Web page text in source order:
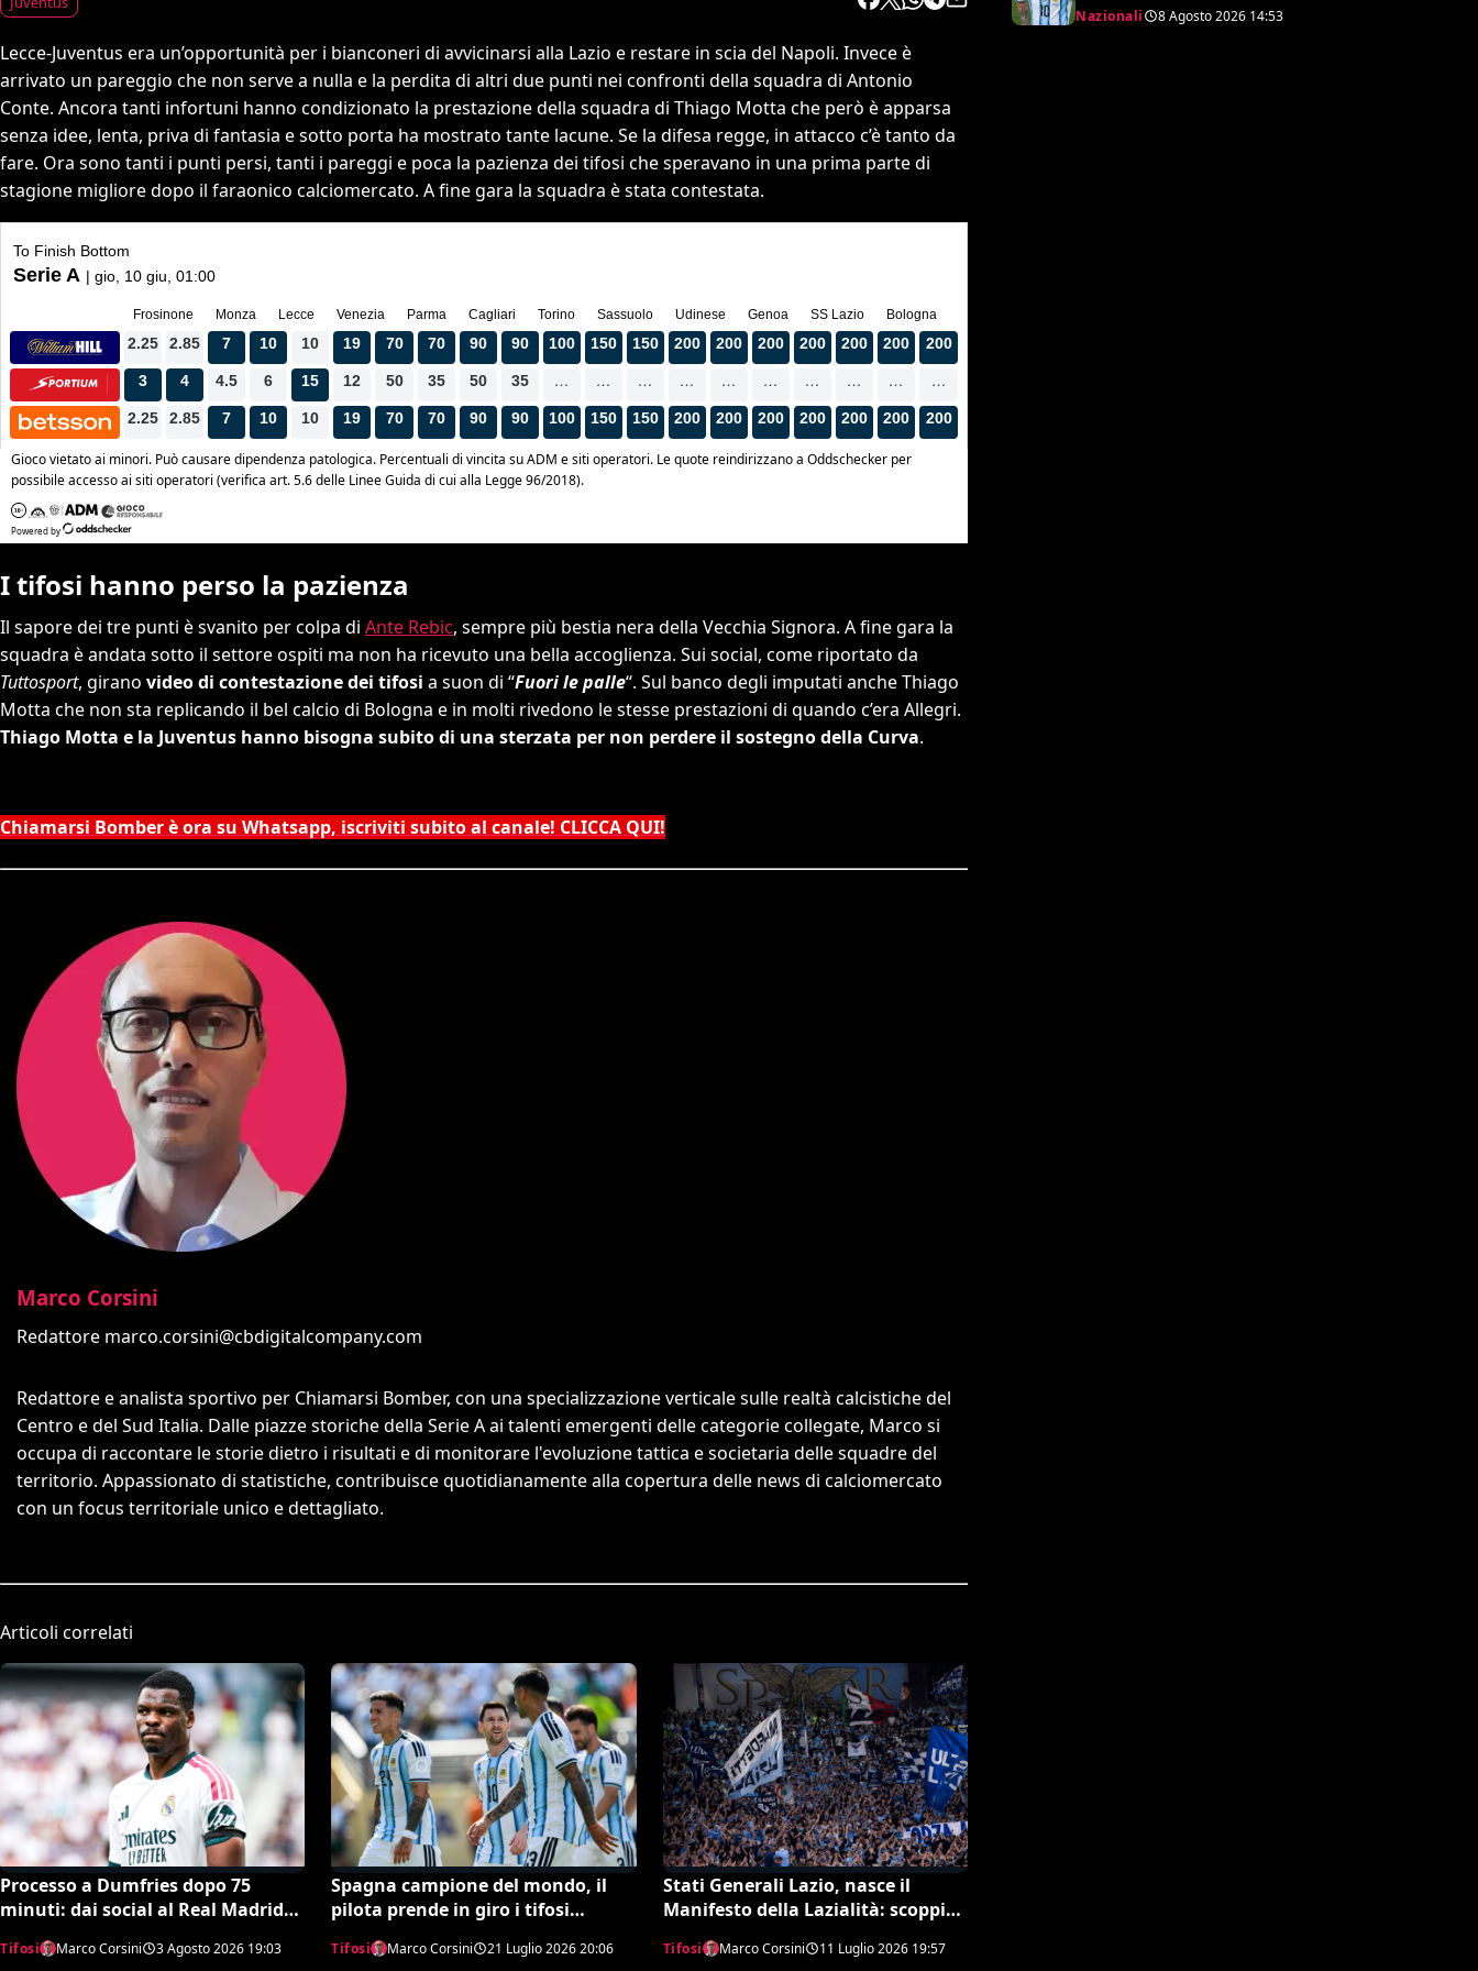
Lecce-Juventus era un’opportunità per i bianconeri di avvicinarsi alla Lazio e restare in scia del Napoli. Invece è
arrivato un pareggio che non serve a nulla e la perdita di altri due punti nei confronti della squadra di Antonio
Conte. Ancora tanti infortuni hanno condizionato la prestazione della squadra di Thiago Motta che però è apparsa
senza idee, lenta, priva di fantasia e sotto porta ha mostrato tante lacune. Se la difesa regge, in attacco c’è tanto da
fare. Ora sono tanti i punti persi, tanti i pareggi e poca la pazienza dei tifosi che speravano in una prima parte di
stagione migliore dopo il faraonico calciomercato. A fine gara la squadra è stata contestata.
I tifosi hanno perso la pazienza
Il sapore dei tre punti è svanito per colpa di Ante Rebic, sempre più bestia nera della Vecchia Signora. A fine gara la
squadra è andata sotto il settore ospiti ma non ha ricevuto una bella accoglienza. Sui social, come riportato da
Tuttosport, girano video di contestazione dei tifosi a suon di “Fuori le palle“. Sul banco degli imputati anche Thiago
Motta che non sta replicando il bel calcio di Bologna e in molti rivedono le stesse prestazioni di quando c’era Allegri.
Thiago Motta e la Juventus hanno bisogna subito di una sterzata per non perdere il sostegno della Curva.
Chiamarsi Bomber è ora su Whatsapp, iscriviti subito al canale! CLICCA QUI!
Marco Corsini
Redattore marco.corsini@cbdigitalcompany.com
Redattore e analista sportivo per Chiamarsi Bomber, con una specializzazione verticale sulle realtà calcistiche del
Centro e del Sud Italia. Dalle piazze storiche della Serie A ai talenti emergenti delle categorie collegate, Marco si
occupa di raccontare le storie dietro i risultati e di monitorare l'evoluzione tattica e societaria delle squadre del
territorio. Appassionato di statistiche, contribuisce quotidianamente alla copertura delle news di calciomercato
con un focus territoriale unico e dettagliato.
Articoli correlati
Processo a Dumfries dopo 75
minuti: dai social al Real Madrid
Tifosi Marco Corsini 3 Agosto 2026 19:03
Spagna campione del mondo, il
pilota prende in giro i tifosi
virale
Tifosi Marco Corsini 21 Luglio 202620:06
Stati Generali Lazio, nasce il
Manifesto della Lazialità: scoppia
Tifosi Marco Corsini 11 Luglio 2026 19:57
Nazionali 8 Agosto 2026 14:53